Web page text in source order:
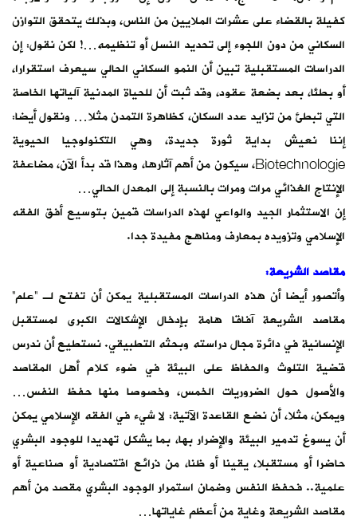
كفيلة بالقضاء على عشرات الملايين من الناس، وبذلك يتحقق التوازن
السكاني من دون اللجوء إلى تحديد النسل أو تنظيمه…! لكن نقول: إن
الدراسات المستقبلية تبين أن النمو السكاني الحالي سيعرف استقرارا،
أو بطئا، بعد بضعة عقود، وقد ثبت أن للحياة المدنية آلياتها الخاصة
التي تبطئ من تزايد عدد السكان، كظاهرة التمدن مثلا… ونقول أيضا:
إننا نعيش بداية ثورة جديدة، وهي التكنولوجيا الحيوية
Biotechnologie، سيكون من أهم آثارها، وهذا قد بدأ الآن، مضاعفة
الإنتاج الغذائي مرات ومرات بالنسبة إلى المعدل الحالي…
إن الاستثمار الجيد والواعي لهذه الدراسات قمين بتوسيع أفق الفقه
الإسلامي وتزويده بمعارف ومناهج مفيدة جدا.
مقاصد الشريعة:
وأتصور أيضا أن هذه الدراسات المستقبلية يمكن أن تفتح لـ “علم”
مقاصد الشريعة آفاقا هامة بإدخال الإشكالات الكبرى لمستقبل
الإنسانية في دائرة مجال دراسته وبحثه التطبيقي. نستطيع أن ندرس
قضية التلوث والحفاظ على البيئة في ضوء كلام أهل المقاصد
والأصول حول الضروريات الخمس، وخصوصا منها حفظ النفس…
ويمكن، مثلا، أن نضع القاعدة الآتية: لا شيء في الفقه الإسلامي يمكن
أن يسوغ تدمير البيئة والإضرار بها، بما يشكل تهديدا للوجود البشري
حاضرا أو مستقبلا، يقينا أو ظنا، من ذرائع اقتصادية أو صناعية أو
علمية.. فحفظ النفس وضمان استمرار الوجود البشري مقصد من أهم
مقاصد الشريعة وغاية من أعظم غاياتها…